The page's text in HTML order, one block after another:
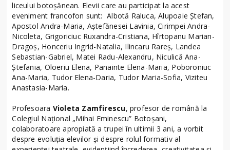
liceului botoșănean. Elevii care au participat la acest
eveniment francofon sunt: Albotă Raluca, Alupoaie Ștefan,
Apostol Andra-Maria, Aștefănesei Lavinia, Cirimpei Andra-
Nicoleta, Grigoriciuc Ruxandra-Cristiana, Hîrtopanu Marian-
Dragoș, Honceriu Ingrid-Natalia, Ilincaru Rareș, Landea
Sebastian-Gabriel, Matei Radu-Alexandru, Niculică Ana-
Ștefania, Oloeriu Elena, Panainte Elena-Maria, Poboroniuc
Ana-Maria, Tudor Elena-Daria, Tudor Maria-Sofia, Viziteu
Anastasia-Maria.
Profesoara Violeta Zamfirescu, profesor de română la
Colegiul Național „Mihai Eminescu” Botoșani,
colaboratoare apropiată a trupei în ultimii 3 ani, a vorbit
despre evoluția elevilor și despre rolul formativ al